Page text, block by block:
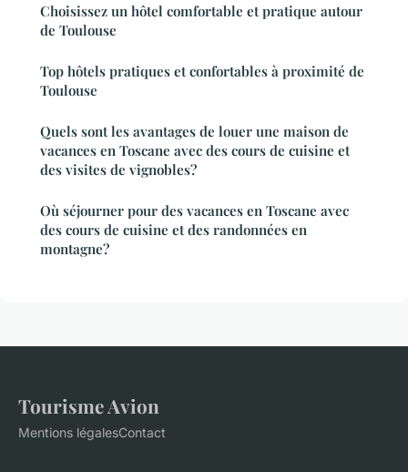
Choisissez un hôtel comfortable et pratique autour
de Toulouse
Top hôtels pratiques et confortables à proximité de
Toulouse
Quels sont les avantages de louer une maison de
vacances en Toscane avec des cours de cuisine et
des visites de vignobles?
Où séjourner pour des vacances en Toscane avec
des cours de cuisine et des randonnées en
montagne?
Tourisme Avion
Mentions légalesContact